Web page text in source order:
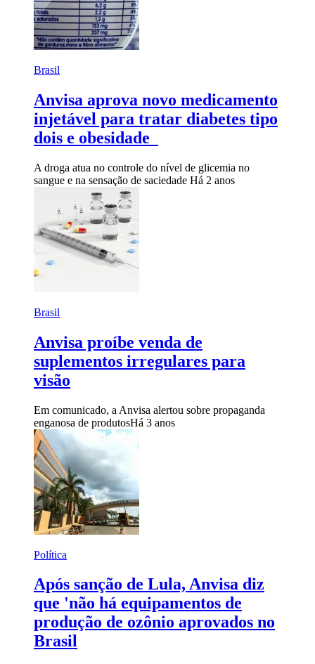
Brasil
Anvisa aprova novo medicamento
injetável para tratar diabetes tipo
dois e obesidade
A droga atua no controle do nível de glicemia no
sangue e na sensação de saciedade Há 2 anos
Brasil
Anvisa proíbe venda de
suplementos irregulares para
visão
Em comunicado, a Anvisa alertou sobre propaganda
enganosa de produtosHá 3 anos
Política
Após sanção de Lula, Anvisa diz
que 'não há equipamentos de
produção de ozônio aprovados no
Brasil